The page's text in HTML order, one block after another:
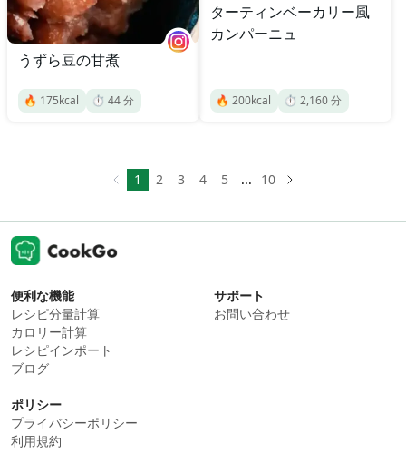
うずら豆の甘煮
🔥 175kcal ⏱️ 44分
ターティンベーカリー風
カンパーニュ
🔥 200kcal ⏱️ 2,160分
1 2 3 4 5 ... 10
便利な機能
レシピ分量計算
カロリー計算
レシピインポート
ブログ
サポート
お問い合わせ
ポリシー
プライバシーポリシー
利用規約